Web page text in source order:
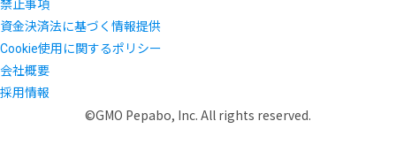
禁止事項
資金決済法に基づく情報提供
Cookie使用に関するポリシー
会社概要
採用情報
©GMO Pepabo, Inc. All rights reserved.